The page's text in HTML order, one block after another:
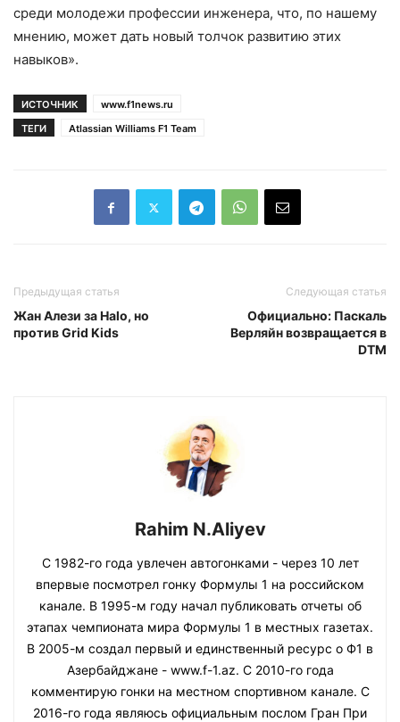
среди молодежи профессии инженера, что, по нашему
мнению, может дать новый толчок развитию этих
навыков».
ИСТОЧНИК
www.f1news.ru
ТЕГИ
Atlassian Williams F1 Team
Предыдущая статья
Жан Алези за Halo, но
против Grid Kids
Следующая статья
Официально: Паскаль
Верляйн возвращается в
DTM
Rahim N.Aliyev
С 1982-го года увлечен автогонками - через 10 лет
впервые посмотрел гонку Формулы 1 на российском
канале. В 1995-м году начал публиковать отчеты об
этапах чемпионата мира Формулы 1 в местных газетах.
В 2005-м создал первый и единственный ресурс о Ф1 в
Азербайджане - www.f-1.az. С 2010-го года
комментирую гонки на местном спортивном канале. С
2016-го года являюсь официальным послом Гран При